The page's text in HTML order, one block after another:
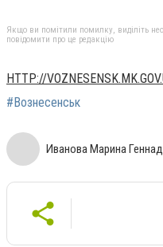
Якщо ви помітили помилку, виділіть
повідомити про це редакцію
HTTP://
#Вознесенськ
Иванова Марина